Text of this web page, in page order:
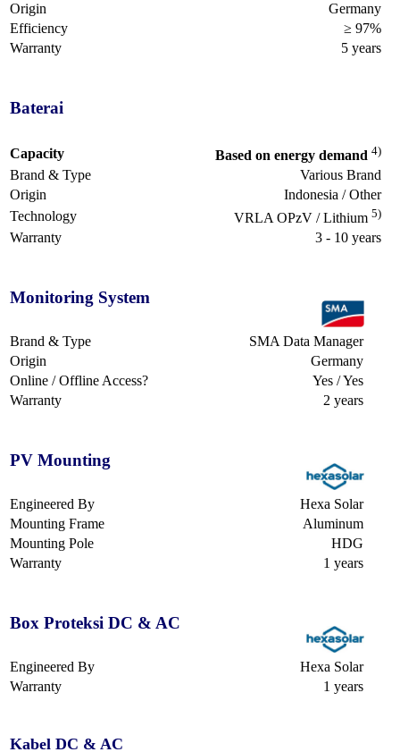
Origin
Germany
Efficiency
≥ 97%
Warranty
5 years
Baterai
Capacity Based on energy demand 4)
Brand & Type
Various Brand
Origin
Indonesia / Other
Technology
VRLA OPzV / Lithium 5)
Warranty 3 - 10 years
Monitoring System
Brand & Type
SMA Data Manager
Origin
Germany
Online / Offline Access?
Yes / Yes
Warranty
2 years
PV Mounting
Engineered By
Hexa Solar
Mounting Frame
Aluminum
Mounting Pole
HDG
Warranty
1 years
Box Proteksi DC & AC
Engineered By
Hexa Solar
Warranty
1 years
Kabel DC & AC